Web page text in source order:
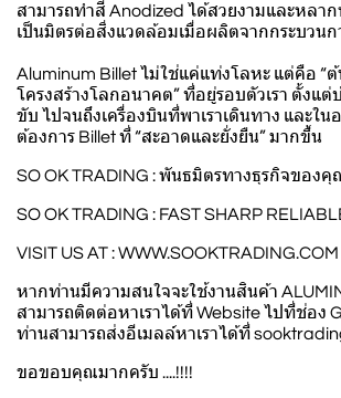
สามารถทำสี Anodized ได้สวยงามและหลา
เป็นมิตรต่อสิ่งแวดล้อมเมื่อผลิตจากกระบวนก
Aluminum Billet ไม่ใช่แค่แท่งโลหะ แต่คือ “
โครงสร้างโลกอนาคต” ที่อยู่รอบตัวเรา ตั้งแต่
ขับ ไปจนถึงเครื่องบินที่พาเราเดินทาง และใน
ต้องการ Billet ที่ “สะอาดและยั่งยืน” มากขึ้น
SO OK TRADING : พันธมิตรทางธุรกิจของคุ
SO OK TRADING : FAST SHARP
VISIT US AT :WWW.SOOKTRADING.COM
หากท่านมีความสนใจจะใช้งานสินค้า
สามารถติดต่อหาเราได้ที่ Website ไปที่ช่อง
ท่านสามารถส่งอีเมลล์หาเราได้ที่
ขอขอบคุณมากครับ ....!!!!